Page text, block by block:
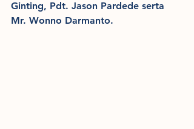
Ginting, Pdt. Jason Pardede serta
Mr. Wonno Darmanto.